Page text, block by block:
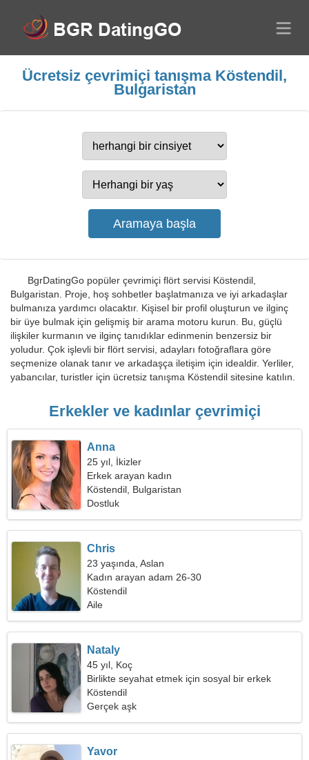
Ücretsiz çevrimiçi tanışma Köstendil,
Bulgaristan
BgrDatingGo popüler çevrimiçi flört servisi Köstendil,
Bulgaristan. Proje, hoş sohbetler başlatmanıza ve iyi arkadaşlar
bulmanıza yardımcı olacaktır. Kişisel bir profil oluşturun ve ilginç
bir üye bulmak için gelişmiş bir arama motoru kurun. Bu, güçlü
ilişkiler kurmanın ve ilginç tanıdıklar edinmenin benzersiz bir
yoludur. Çok işlevli bir flört servisi, adayları fotoğraflara göre
seçmenize olanak tanır ve arkadaşça iletişim için idealdir. Yerliler,
yabancılar, turistler için ücretsiz tanışma Köstendil sitesine katılın.
Erkekler ve kadınlar çevrimiçi
Anna
25 yıl, İkizler
Erkek arayan kadın
Köstendil, Bulgaristan
Dostluk
Chris
23 yaşında, Aslan
Kadın arayan adam 26-30
Köstendil
Aile
Nataly
45 yıl, Koç
Birlikte seyahat etmek için sosyal bir erkek
arıyorum
Köstendil
Gerçek aşk
Yavor